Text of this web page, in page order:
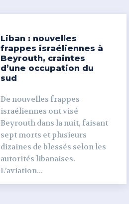
Liban : nouvelles
frappes israéliennes à
Beyrouth, craintes
d’une occupation du
sud
De nouvelles frappes
israéliennes ont visé
Beyrouth dans la nuit, faisant
sept morts et plusieurs
dizaines de blessés selon les
autorités libanaises.
L’aviation...